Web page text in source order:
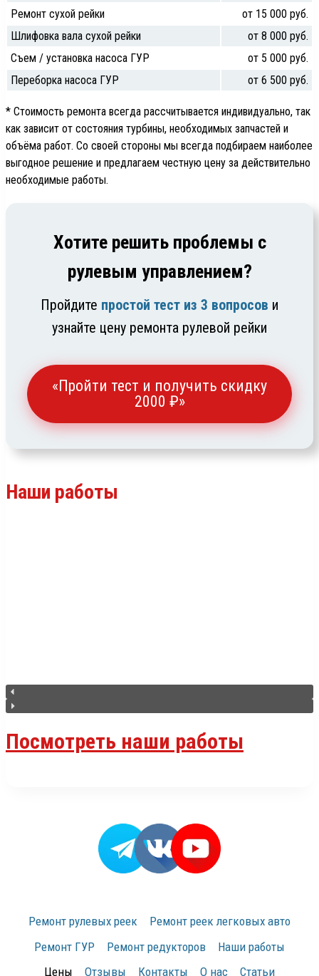
Ремонт сухой рейки
от 15 000 руб.
Шлифовка вала сухой рейки
от 8 000 руб.
Съем / установка насоса ГУР
от 5 000 руб.
Переборка насоса ГУР
от 6 500 руб.
* Стоимость ремонта всегда рассчитывается индивидуально, так
как зависит от состояния турбины, необходимых запчастей и
объёма работ. Со своей стороны мы всегда подбираем наиболее
выгодное решение и предлагаем честную цену за действительно
необходимые работы.
Хотите решить проблемы с
рулевым управлением?
Пройдите простой тест из 3 вопросов и
узнайте цену ремонта рулевой рейки
«Пройти тест и получить скидку
2000 ₽»
Наши работы
Посмотреть наши работы
Ремонт рулевых реек
Ремонт реек легковых авто
Ремонт ГУР
Ремонт редукторов
Наши работы
Цены
Отзывы Контакты О нас Статьи